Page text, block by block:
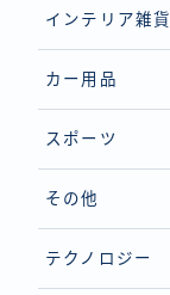
インテリア雑貨
カー用品
スポーツ
その他
テクノロジー